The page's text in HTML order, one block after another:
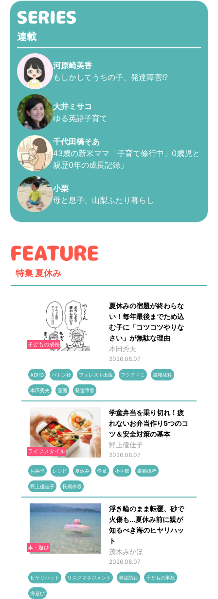
連載
河原崎美香
もしかしてうちの子、発達障害!?
大井ミサコ
ゆる英語子育て
千代田橋そあ
43歳の新米ママ「子育て修行中」0歳児と
親歴0年の成長記録」
小栗
母と息子、山梨ふたり暮らし
特集 夏休み
子どもの成長
夏休みの宿題が終わらな
い！毎年最後までため込
む子に「コツコツやりな
さい」が無駄な理由
本田秀夫
2026.08.07
ADHD バトン社 フォレスト出版 フクチマミ 書籍抜粋
本田秀夫 漫画 発達障害
ライフスタイル
学童弁当を乗り切れ！疲
れないお弁当作り5つのコ
ツ＆安全対策の基本
野上優佳子
2026.08.07
お弁当 レシピ 夏休み 学童 小学館 書籍抜粋
野上優佳子 長期休暇
本・遊び
浮き輪のまま転覆、砂で
火傷も...夏休み前に親が
知るべき海のヒヤリハッ
ト
茂木みかほ
2026.08.07
ヒヤリハット リスクマネジメント 事故防止 子どもの事故
海遊び